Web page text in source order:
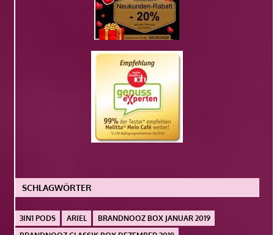
SCHLAGWÖRTER
3IN1 PODS ARIEL
BRANDNOOZ BOX JANUAR 2019